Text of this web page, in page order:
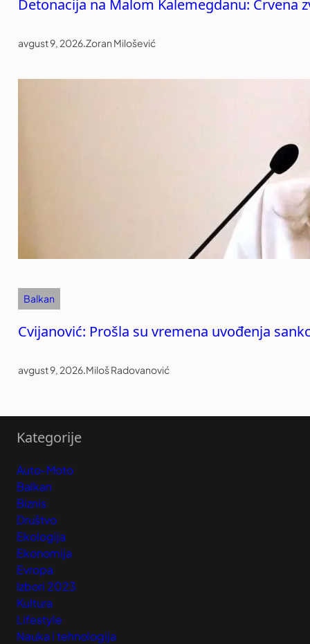
Detonacija na Malom Kalemegdanu: Crvena
avgust 9, 2026.Zoran Milošević
Balkan
Cvijanović: Prošla su vremena uvođenja
avgust 9, 2026.Miloš Radovanović
Kategorije
Auto-Moto
Balkan
Biznis
Društvo
Ekologija
Ekonomija
Evropa
Izbori 2023
Kultura
Lifestyle
Nauka i tehnologija